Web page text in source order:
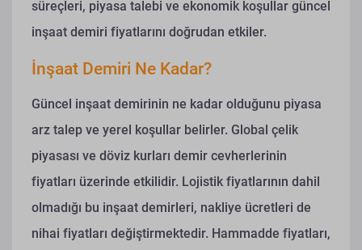
süreçleri, piyasa talebi ve ekonomik koşullar güncel
inşaat demiri fiyatlarını doğrudan etkiler.
İnşaat Demiri Ne Kadar?
Güncel inşaat demirinin ne kadar olduğunu piyasa
arz talep ve yerel koşullar belirler. Global çelik
piyasası ve döviz kurları demir cevherlerinin
fiyatları üzerinde etkilidir. Lojistik fiyatlarının dahil
olmadığı bu inşaat demirleri, nakliye ücretleri de
nihai fiyatları değiştirmektedir. Hammadde fiyatları,